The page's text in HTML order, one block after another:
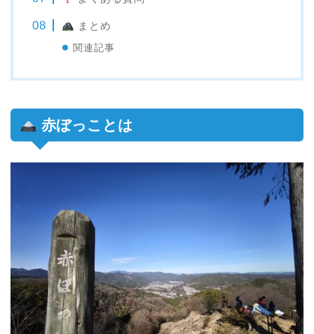
まとめ
関連記事
赤ぼっことは